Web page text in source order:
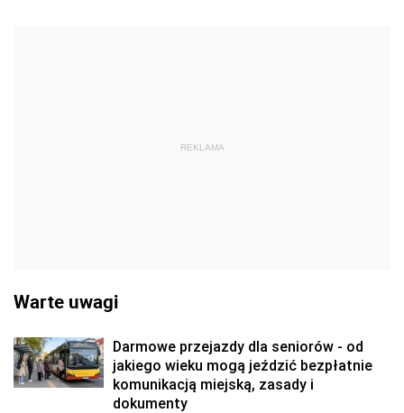
REKLAMA
Warte uwagi
Darmowe przejazdy dla seniorów - od
jakiego wieku mogą jeździć bezpłatnie
komunikacją miejską, zasady i
dokumenty